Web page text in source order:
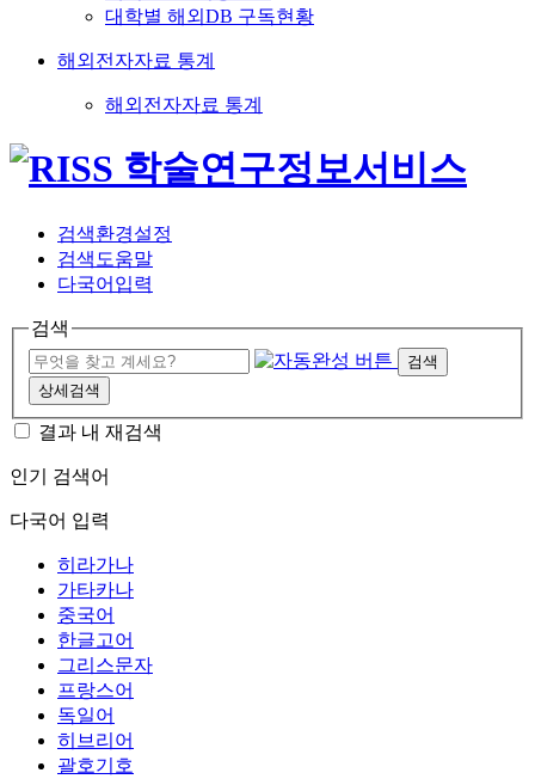
대학별 해외DB 구독현황
해외전자자료 통계
해외전자자료 통계
검색환경설정
검색도움말
다국어입력
검색
검색
상세검색
결과 내 재검색
인기 검색어
다국어 입력
히라가나
가타카나
중국어
한글고어
그리스문자
프랑스어
독일어
히브리어
괄호기호